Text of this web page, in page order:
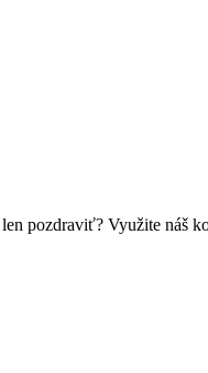
pozdraviť? Využite náš